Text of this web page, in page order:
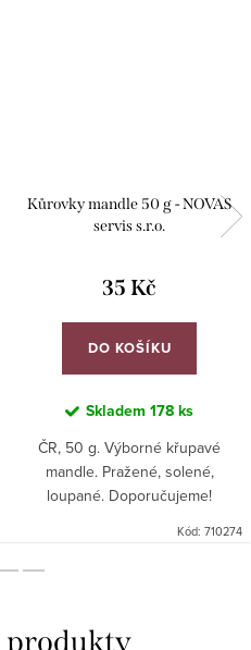
Kůrovky mandle 50 g - NOVAS
servis s.r.o.
35 Kč
DO KOŠÍKU
Skladem 178 ks
ČR, 50 g. Výborné křupavé
mandle. Pražené, solené,
loupané. Doporučujeme!
Kód: 710274